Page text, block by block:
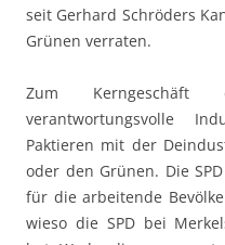
seit Gerhard Schröders
Grünen verraten.
Zum
verantwortungsvolle
Paktieren mit der
oder den Grünen. Die
für die arbeitende
wieso die SPD bei